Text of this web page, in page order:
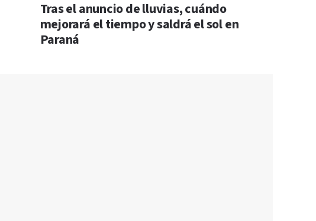
Tras el anuncio de lluvias, cuándo
mejorará el tiempo y saldrá el sol en
Paraná